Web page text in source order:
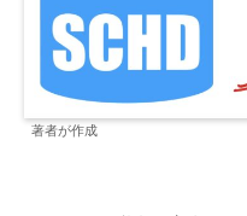
著者が作成